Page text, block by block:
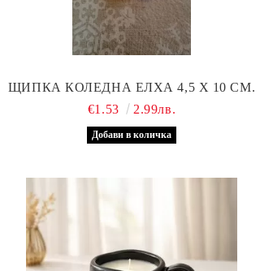
ЩИПКА КОЛЕДНА ЕЛХА 4,5 Х 10 СМ.
€1.53
2.99лв.